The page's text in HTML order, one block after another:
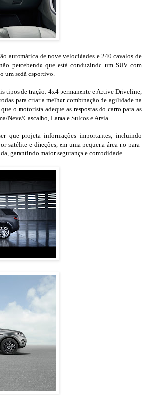
automática de nove velocidades e 240 cavalos de
percebendo que está conduzindo um SUV com
um sedã esportivo.
tipos de tração: 4x4 permanente e Active Driveline,
para criar a melhor combinação de agilidade na
o motorista adeque as respostas do carro para as
Neve/Cascalho, Lama e Sulcos e Areia.
que projeta informações importantes, incluindo
satélite e direções, em uma pequena área no para-
garantindo maior segurança e comodidade.